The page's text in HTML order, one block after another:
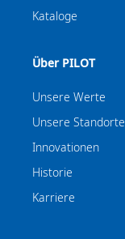
Kataloge
Über PILOT
Unsere Werte
Unsere Standorte
Innovationen
Historie
Karriere